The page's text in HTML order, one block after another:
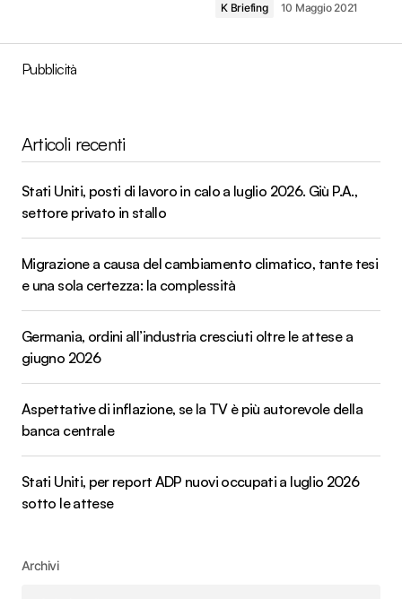
K Briefing 10 Maggio 2021
Pubblicità
Articoli recenti
Stati Uniti, posti di lavoro in calo a luglio 2026. Giù P.A.,
settore privato in stallo
Migrazione a causa del cambiamento climatico, tante tesi
e una sola certezza: la complessità
Germania, ordini all’industria cresciuti oltre le attese a
giugno 2026
Aspettative di inflazione, se la TV è più autorevole della
banca centrale
Stati Uniti, per report ADP nuovi occupati a luglio 2026
sotto le attese
Archivi